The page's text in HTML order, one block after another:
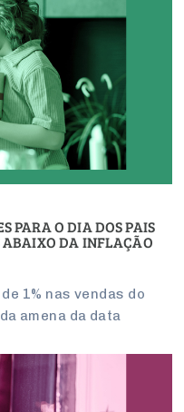
PARA O DIA DOS PAIS
DA INFLAÇÃO
1% nas vendas do
amena da data